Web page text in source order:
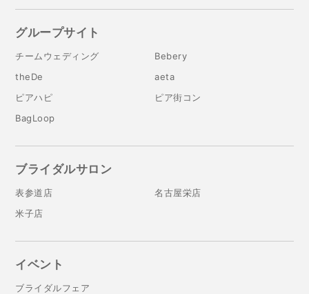
グループサイト
チームウェディング
Bebery
theDe
aeta
ピアハピ
ピア街コン
BagLoop
ブライダルサロン
表参道店
名古屋栄店
米子店
イベント
ブライダルフェア